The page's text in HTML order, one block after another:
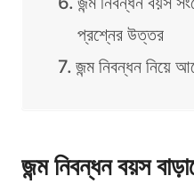
প্রশ্নের উত্তর
জন্ম নিবন্ধন নিয়ে
জন্ম নিবন্ধন বয়স